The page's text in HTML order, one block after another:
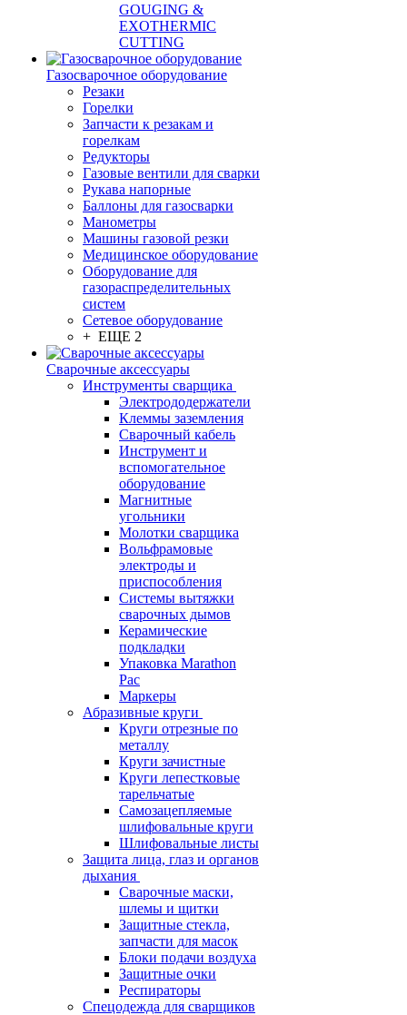
GOUGING &
EXOTHERMIC
CUTTING
Газосварочное оборудование
Резаки
Горелки
Запчасти к резакам и
горелкам
Редукторы
Газовые вентили для сварки
Рукава напорные
Баллоны для газосварки
Манометры
Машины газовой резки
Медицинское оборудование
Оборудование для
газораспределительных
систем
Сетевое оборудование
+ ЕЩЕ 2
Сварочные аксессуары
Инструменты сварщика
Электрододержатели
Клеммы заземления
Сварочный кабель
Инструмент и
вспомогательное
оборудование
Магнитные
угольники
Молотки сварщика
Вольфрамовые
электроды и
приспособления
Системы вытяжки
сварочных дымов
Керамические
подкладки
Упаковка Marathon
Pac
Маркеры
Абразивные круги
Круги отрезные по
металлу
Круги зачистные
Круги лепестковые
тарельчатые
Самозацепляемые
шлифовальные круги
Шлифовальные листы
Защита лица, глаз и органов
дыхания
Сварочные маски,
шлемы и щитки
Защитные стекла,
запчасти для масок
Блоки подачи воздуха
Защитные очки
Респираторы
Спецодежда для сварщиков